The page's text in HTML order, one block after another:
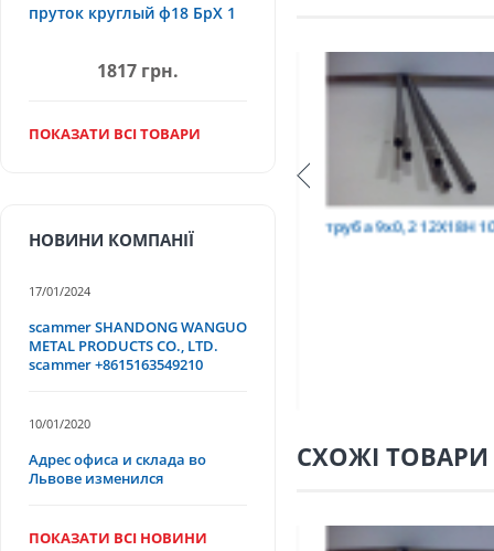
труба 75х1,5,
СХОЖІ ТОВАРИ
пруток круглый ф18 БрХ 1
1817 грн.
ПОКАЗАТИ ВСІ ТОВАРИ
НОВИНИ КОМПАНІЇ
17/01/2024
scammer SHANDONG WANGUO
METAL PRODUCTS CO., LTD.
scammer +8615163549210
10/01/2020
Адрес офиса и склада во
Львове изменился
ПОКАЗАТИ ВСІ НОВИНИ